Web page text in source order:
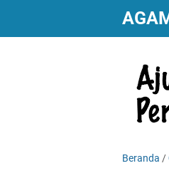
Beranda /